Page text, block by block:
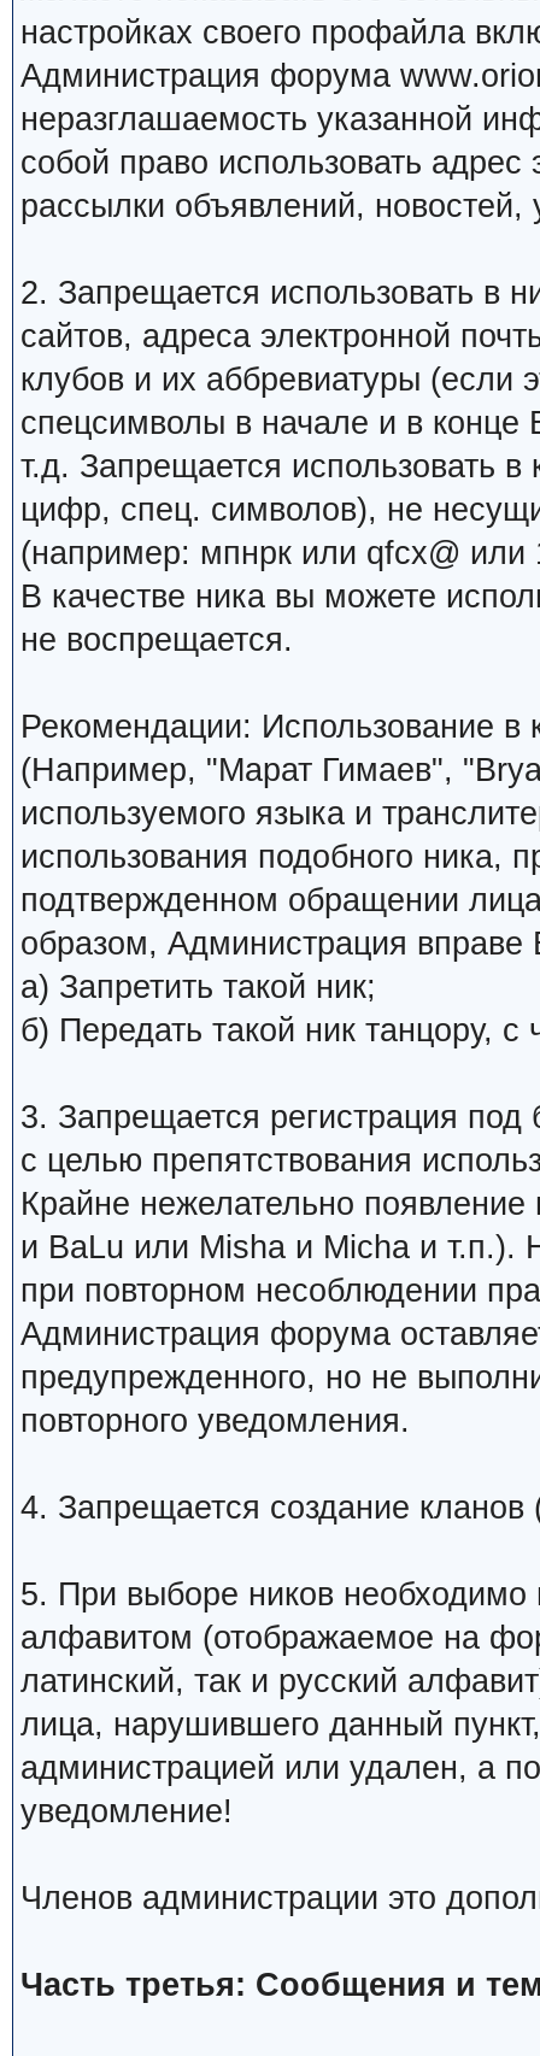
настройках своего профайла
Администрация форума
неразглашаемость указанной
собой право использовать
рассылки объявлений, новостей,
2. Запрещается использовать в
сайтов, адреса электронной
клубов и их аббревиатуры (если
спецсимволы в начале и в
т.д. Запрещается использовать
цифр, спец. символов), не
(например: мпнрк или qfcx@ или
В качестве ника вы можете
не воспрещается.
Рекомендации: Использование в
(Например, "Марат Гимаев",
используемого языка и
использования подобного ника,
подтвержденном обращении
образом, Администрация
а) Запретить такой ник;
б) Передать такой ник танцору,
3. Запрещается регистрация
с целью препятствования
Крайне нежелательно
и BaLu или Misha и Micha и т.п.).
при повторном несоблюдении
Администрация форума
предупрежденного, но не
повторного уведомления.
4. Запрещается создание
5. При выборе ников необходимо
алфавитом (отображаемое на
латинский, так и русский
лица, нарушившего данный
администрацией или удален, а
уведомление!
Членов администрации это
Часть третья: Сообщения и